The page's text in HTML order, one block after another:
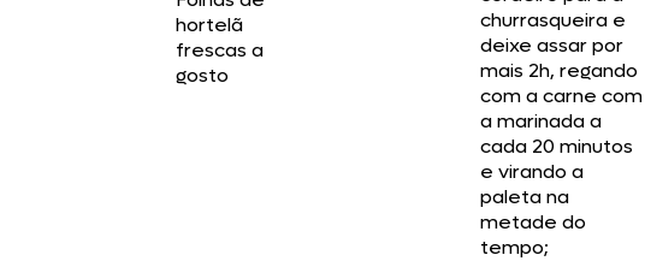
hortelã
frescas a
gosto
churrasqueira e
deixe assar por
mais 2h, regando
com a carne com
a marinada a
cada 20 minutos
e virando a
paleta na
metade do
tempo;